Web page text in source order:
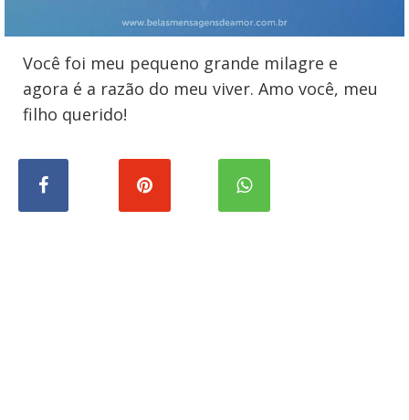
Você foi meu pequeno grande milagre e
agora é a razão do meu viver. Amo você, meu
filho querido!